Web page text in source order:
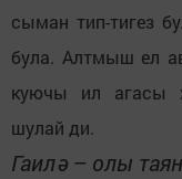
сыман тип-тигез
була. Алтмыш ел
куючы ил агасы
шулай ди.
Гаилә – олы